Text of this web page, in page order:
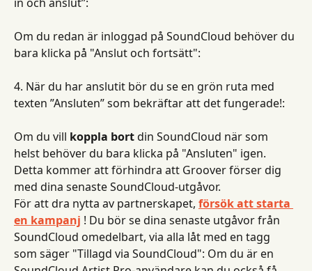
in och anslut”:
Om du redan är inloggad på SoundCloud behöver du
bara klicka på "Anslut och fortsätt":
4. När du har anslutit bör du se en grön ruta med
texten ”Ansluten” som bekräftar att det fungerade!:
Om du vill koppla bort din SoundCloud när som
helst behöver du bara klicka på "Ansluten" igen.
Detta kommer att förhindra att Groover förser dig
med dina senaste SoundCloud-utgåvor.
För att dra nytta av partnerskapet, försök att starta
en kampanj ! Du bör se dina senaste utgåvor från
SoundCloud omedelbart, via alla låt med en tagg
som säger "Tillagd via SoundCloud": Om du är en